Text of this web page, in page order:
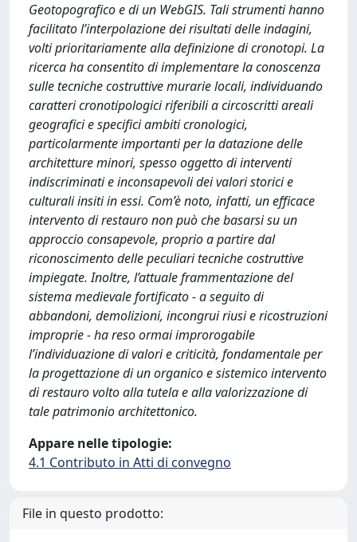
Geotopografico e di un WebGIS. Tali strumenti hanno
facilitato l’interpolazione dei risultati delle indagini,
volti prioritariamente alla definizione di cronotopi. La
ricerca ha consentito di implementare la conoscenza
sulle tecniche costruttive murarie locali, individuando
caratteri cronotipologici riferibili a circoscritti areali
geografici e specifici ambiti cronologici,
particolarmente importanti per la datazione delle
architetture minori, spesso oggetto di interventi
indiscriminati e inconsapevoli dei valori storici e
culturali insiti in essi. Com’è noto, infatti, un efficace
intervento di restauro non può che basarsi su un
approccio consapevole, proprio a partire dal
riconoscimento delle peculiari tecniche costruttive
impiegate. Inoltre, l’attuale frammentazione del
sistema medievale fortificato - a seguito di
abbandoni, demolizioni, incongrui riusi e ricostruzioni
improprie - ha reso ormai improrogabile
l’individuazione di valori e criticità, fondamentale per
la progettazione di un organico e sistemico intervento
di restauro volto alla tutela e alla valorizzazione di
tale patrimonio architettonico.
Appare nelle tipologie:
4.1 Contributo in Atti di convegno
File in questo prodotto: